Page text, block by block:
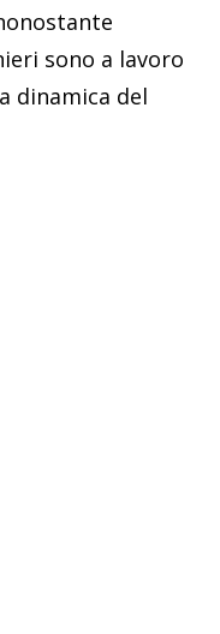
sono a lavoro
dinamica del